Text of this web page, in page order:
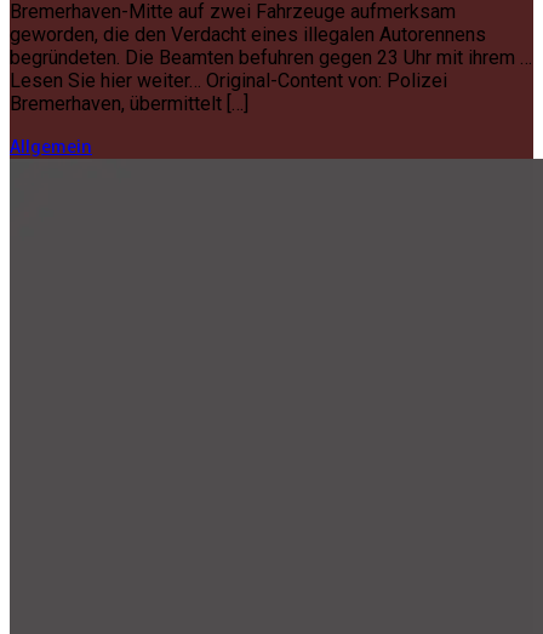
Bremerhaven-Mitte auf zwei Fahrzeuge aufmerksam
geworden, die den Verdacht eines illegalen Autorennens
begründeten. Die Beamten befuhren gegen 23 Uhr mit ihrem …
Lesen Sie hier weiter… Original-Content von: Polizei
Bremerhaven, übermittelt […]
Allgemein